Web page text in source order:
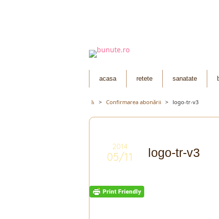
acasa retete sanatate
> Confirmarea abonării > logo-tr-v3
2014
05/11 logo-tr-v3